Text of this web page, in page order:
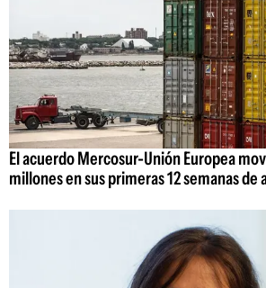
El acuerdo Mercosur-Unión Europea
millones en sus primeras 12 semanas de